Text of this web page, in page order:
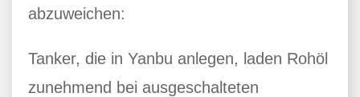
abzuweichen:
Tanker, die in Yanbu anlegen, laden Rohöl
zunehmend bei ausgeschalteten